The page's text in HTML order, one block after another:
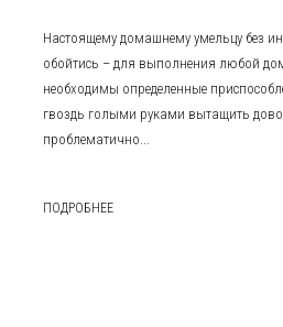
Настоящему домашнему умельцу без
обойтись – для выполнения любой
необходимы определенные
гвоздь голыми руками вытащить
проблематично...
ПОДРОБНЕЕ